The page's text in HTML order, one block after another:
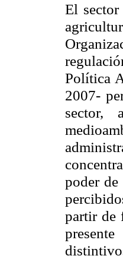
El
Política
2007-
sector,
poder de
partir de